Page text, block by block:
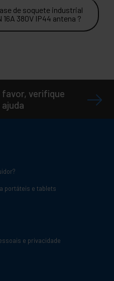
de soquete industrial
16A 380V IP44 antena ?
favor, verifique
portáteis e tablets
e privacidade